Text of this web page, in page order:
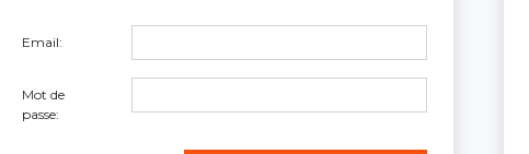
Email:
Mot de
passe: